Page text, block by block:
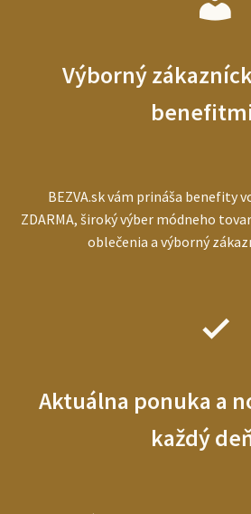
Výborný
benefitmi
BEZVA.sk vám prináša benefity
ZDARMA, široký výber módneho
oblečenia a výborný
Aktuálna ponuka a
každý